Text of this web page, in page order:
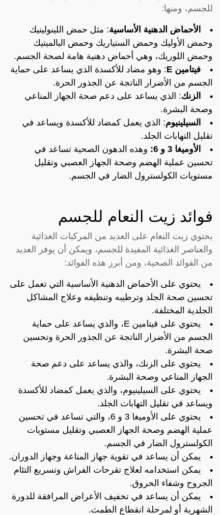
للجسم، ومنها:
الأحماض الدهنية الأساسية: مثل حمض اللينولينيك
وحمض الأوليك وحمض الستياريك وحمض البالميتيك
وحمض اللوريك، وهي أحماض دهنية هامة لصحة الجسم.
فيتامين E
: وهو مضاد للأكسدة الذي يساعد على حماية
الجسم من الأضرار الناتجة عن الجذور الحرة.
الزنك: الذي يساعد على دعم صحة الجهاز المناعي
وصحة البشرة.
السيلينيوم: الذي يعمل كمضاد للأكسدة ويساعد في
تقليل التهابات الجلد.
الأوميغا 3 و 6:
وهذه الدهون الصحية تساعد في
تحسين عملية الهضم وصحة الجهاز العصبي وتقليل
مستويات الكولسترول الضار في الجسم.
فوائد زيت النعام للجسم
يحتوي زيت النعام على العديد من المركبات الغذائية
والعناصر الغذائية المفيدة للجسم، ويمكن أن يوفر العديد
من الفوائد الصحية، ومن أبرز هذه الفوائد:
يحتوي على الأحماض الدهنية الأساسية التي تعمل على
تحسين صحة الجلد وترطيبه وتنظيفه وعلاج المشاكل
الجلدية المختلفة.
يحتوي على فيتامين E، والذي يساعد على حماية
الجسم من الأضرار الناتجة عن الجذور الحرة وتحسين
صحة البشرة.
يحتوي على الزنك، والذي يساعد على دعم صحة
الجهاز المناعي وصحة البشرة.
يحتوي على السيلينيوم، والذي يعمل كمضاد للأكسدة
ويساعد في تقليل التهابات الجلد.
يحتوي على الأوميغا 3 و 6، والتي تساعد في تحسين
عملية الهضم وصحة الجهاز العصبي وتقليل مستويات
الكولسترول الضار في الجسم.
يمكن أن يساعد في تقوية جهاز المناعة وجهاز الدوران.
يمكن استخدامه لعلاج تقرحات الفراش وتسريع التئام
الجروح وشفاء الحروق.
يمكن أن يساعد في تخفيف الأعراض المرافقة للدورة
الشهرية أو لمرحلة انقطاع الطمث.